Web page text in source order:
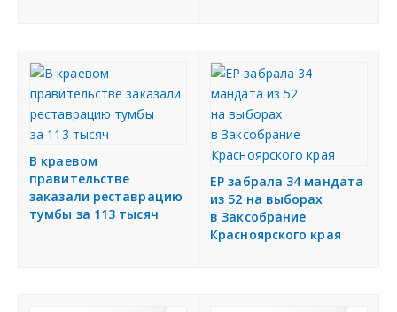
В краевом
правительстве
заказали реставрацию
тумбы за 113 тысяч
ЕР забрала 34 мандата
из 52 на выборах
в Заксобрание
Красноярского края